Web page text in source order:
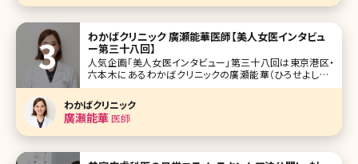
わかばクリニック 廣瀬能華医師【美人女医インタビュ
ー第三十八回】
人気企画「美人女医インタビュー」第三十八回は東京港区・
六本木にあるわかばクリニックの廣瀬能華（ひろせよしか）
医師です。 研修後、3年間救急医療の現場を経験をし、救急
学会では優秀な医師におくられる『WADA AWARD』を受賞。
分子整合栄養医学に精通し、内面からの美容を重視していま
す。 美容医
わかばクリニック
廣瀬能華医師